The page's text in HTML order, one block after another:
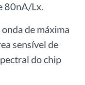
80nA/Lx.
de máxima
sensível de
do chip